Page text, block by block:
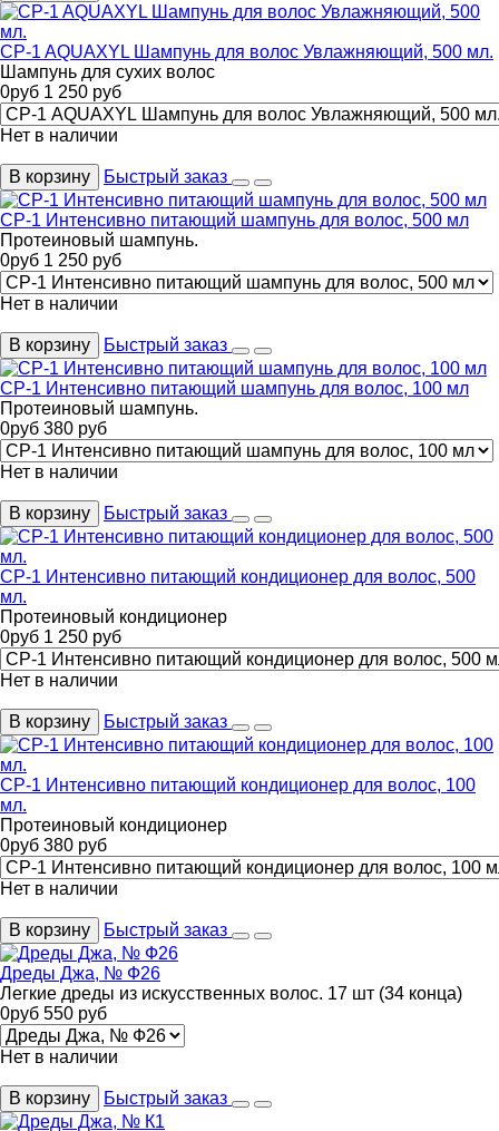
CP-1 AQUAXYL Шампунь для волос Увлажняющий, 500 мл.
Шампунь для сухих волос
0руб 1 250 руб
Нет в наличии
В корзину Быстрый заказ
CP-1 Интенсивно питающий шампунь для волос, 500 мл
Протеиновый шампунь.
0руб 1 250 руб
Нет в наличии
В корзину Быстрый заказ
CP-1 Интенсивно питающий шампунь для волос, 100 мл
Протеиновый шампунь.
0руб 380 руб
Нет в наличии
В корзину Быстрый заказ
CP-1 Интенсивно питающий кондиционер для волос, 500
мл.
Протеиновый кондиционер
0руб 1 250 руб
Нет в наличии
В корзину Быстрый заказ
CP-1 Интенсивно питающий кондиционер для волос, 100
мл.
Протеиновый кондиционер
0руб 380 руб
Нет в наличии
В корзину Быстрый заказ
Дреды Джа, № Ф26
Легкие дреды из искусственных волос. 17 шт (34 конца)
0руб 550 руб
Нет в наличии
В корзину Быстрый заказ